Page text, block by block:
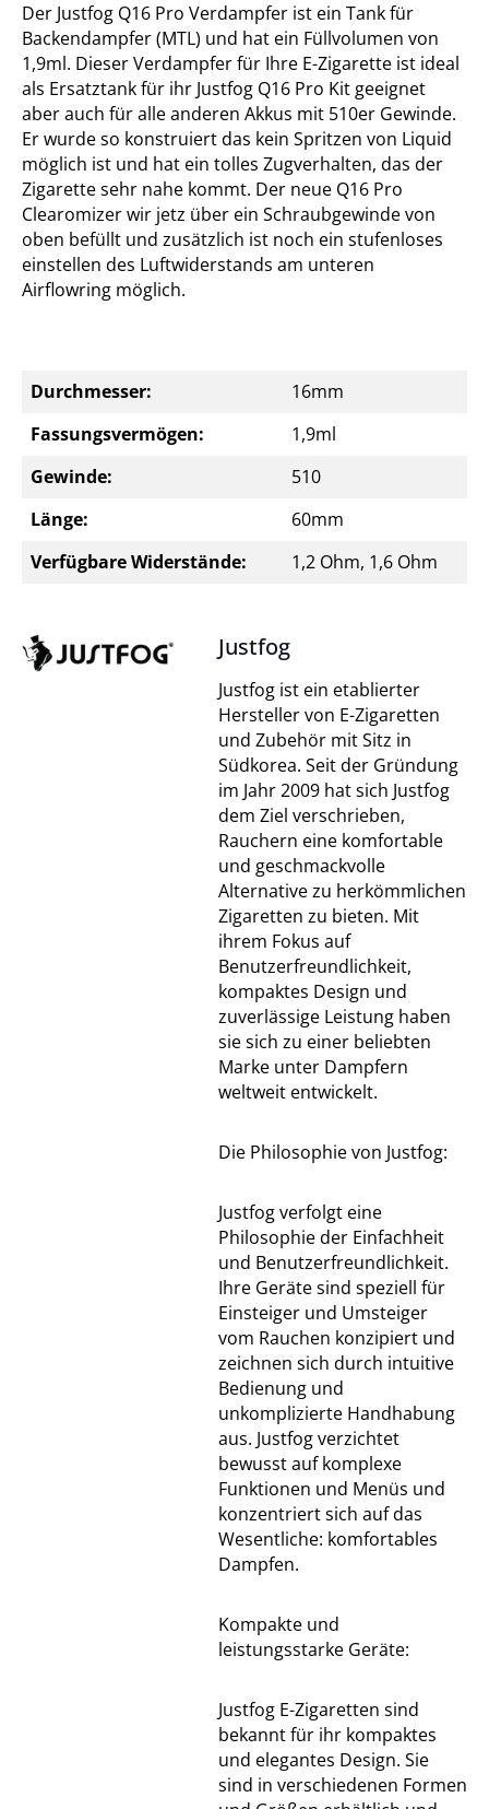
Der Justfog Q16 Pro Verdampfer ist ein Tank für
Backendampfer (MTL) und hat ein Füllvolumen von
1,9ml. Dieser Verdampfer für Ihre E-Zigarette ist ideal
als Ersatztank für ihr Justfog Q16 Pro Kit geeignet
aber auch für alle anderen Akkus mit 510er Gewinde.
Er wurde so konstruiert das kein Spritzen von Liquid
möglich ist und hat ein tolles Zugverhalten, das der
Zigarette sehr nahe kommt. Der neue Q16 Pro
Clearomizer wir jetz über ein Schraubgewinde von
oben befüllt und zusätzlich ist noch ein stufenloses
einstellen des Luftwiderstands am unteren
Airflowring möglich.
Durchmesser:
16mm
Fassungsvermögen:
1,9ml
Gewinde:
510
Länge:
60mm
Verfügbare Widerstände:
1,2 Ohm, 1,6 Ohm
Justfog
Justfog ist ein etablierter
Hersteller von E-Zigaretten
und Zubehör mit Sitz in
Südkorea. Seit der Gründung
im Jahr 2009 hat sich Justfog
dem Ziel verschrieben,
Rauchern eine komfortable
und geschmackvolle
Alternative zu herkömmlichen
Zigaretten zu bieten. Mit
ihrem Fokus auf
Benutzerfreundlichkeit,
kompaktes Design und
zuverlässige Leistung haben
sie sich zu einer beliebten
Marke unter Dampfern
weltweit entwickelt.
Die Philosophie von Justfog:
Justfog verfolgt eine
Philosophie der Einfachheit
und Benutzerfreundlichkeit.
Ihre Geräte sind speziell für
Einsteiger und Umsteiger
vom Rauchen konzipiert und
zeichnen sich durch intuitive
Bedienung und
unkomplizierte Handhabung
aus. Justfog verzichtet
bewusst auf komplexe
Funktionen und Menüs und
konzentriert sich auf das
Wesentliche: komfortables
Dampfen.
Kompakte und
leistungsstarke Geräte:
Justfog E-Zigaretten sind
bekannt für ihr kompaktes
und elegantes Design. Sie
sind in verschiedenen Formen